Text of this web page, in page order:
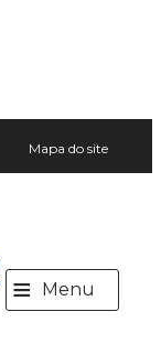
Mapa do site
≡ Menu